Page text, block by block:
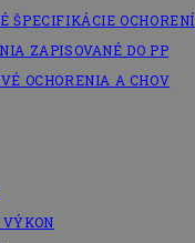
ŠPECIFIKÁCIE OCHORENÍ
ZAPISOVANÉ DO PP
OCHORENIA A CHOV